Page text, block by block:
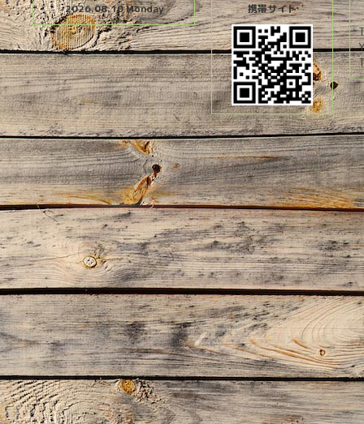
2026.08.10 Monday 携帯サイト